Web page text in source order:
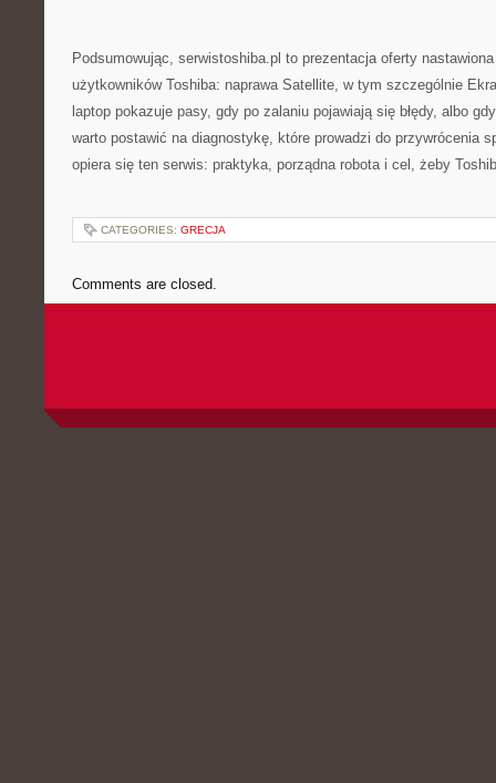
Podsumowując, serwistoshiba.pl to prezentacja oferty
użytkowników Toshiba: naprawa Satellite, w tym szczególnie
laptop pokazuje pasy, gdy po zalaniu pojawiają się błędy, albo
warto postawić na diagnostykę, które prowadzi do przywrócenia
opiera się ten serwis: praktyka, porządna robota i cel, żeby
CATEGORIES: GRECJA
Comments are closed.